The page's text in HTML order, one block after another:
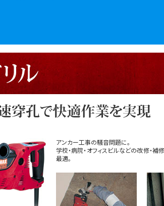
アンカー工事の騒音問題に。
学校・病院・オフィスビルなどの改修・補
最適。